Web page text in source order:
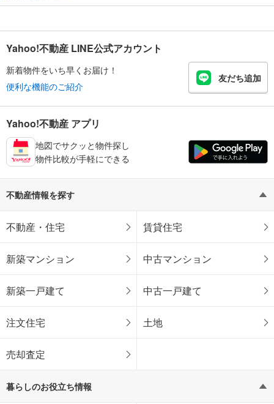
Yahoo!不動産 LINE公式アカウント
新着物件をいち早くお届け！
便利な機能のご紹介
友だち追加
Yahoo!不動産 アプリ
地図でサクッと物件探し
物件比較が手軽にできる
不動産情報を探す
不動産・住宅 賃貸住宅
新築マンション 中古マンション
新築一戸建て 中古一戸建て
注文住宅 土地
売却査定
暮らしのお役立ち情報